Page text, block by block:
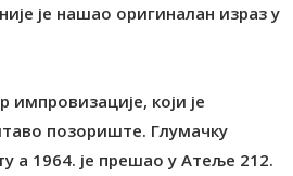
је нашао оригиналан израз у
који је
позориште. Глумачку
а 1964. је прешао у Атеље 212.